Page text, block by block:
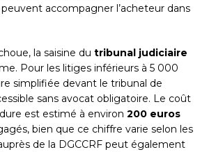
accompagner l’acheteur dans
la saisine du tribunal judiciaire
Pour les litiges inférieurs à 5 000
simplifiée devant le tribunal de
sans avocat obligatoire. Le coût
est estimé à environ 200 euros
bien que ce chiffre varie selon les
de la DGCCRF peut également